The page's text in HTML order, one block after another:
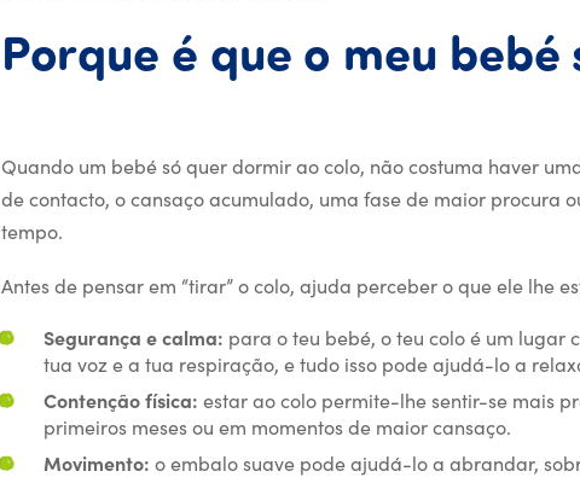
Porque é que o meu bebé
Quando um bebé só quer dormir ao colo, não costuma haver
de contacto, o cansaço acumulado, uma fase de maior procura
tempo.
Antes de pensar em “tirar” o colo, ajuda perceber o que ele lhe
Segurança e calma: para o teu bebé, o teu colo é um lugar
tua voz e a tua respiração, e tudo isso pode ajudá-lo a
Contenção física: estar ao colo permite-lhe sentir-se mais
primeiros meses ou em momentos de maior cansaço.
Movimento: o embalo suave pode ajudá-lo a abrandar,